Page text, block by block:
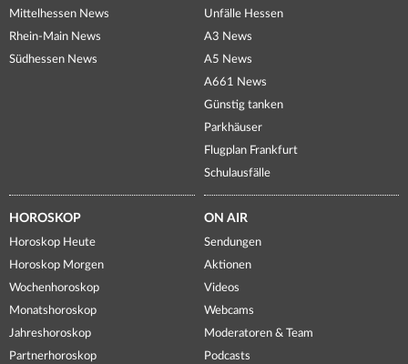
Mittelhessen News
Rhein-Main News
Südhessen News
Unfälle Hessen
A3 News
A5 News
A661 News
Günstig tanken
Parkhäuser
Flugplan Frankfurt
Schulausfälle
HOROSKOP
Horoskop Heute
Horoskop Morgen
Wochenhoroskop
Monatshoroskop
Jahreshoroskop
Partnerhoroskop
ON AIR
Sendungen
Aktionen
Videos
Webcams
Moderatoren & Team
Podcasts